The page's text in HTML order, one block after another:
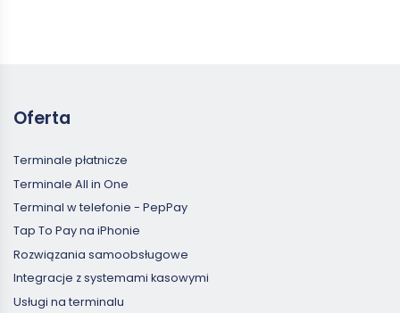
Oferta
Terminale płatnicze
Terminale All in One
Terminal w telefonie - PepPay
Tap To Pay na iPhonie
Rozwiązania samoobsługowe
Integracje z systemami kasowymi
Usługi na terminalu